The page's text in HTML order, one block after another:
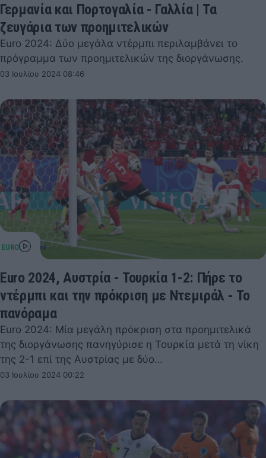
Γερμανία και Πορτογαλία - Γαλλία | Τα
ζευγάρια των προημιτελικών
Euro 2024: Δύο μεγάλα ντέρμπι περιλαμβάνει το
πρόγραμμα των προημιτελικών της διοργάνωσης.
03 Ιουλίου 2024 08:46
Euro 2024, Αυστρία - Τουρκία 1-2: Πήρε το
ντέρμπι και την πρόκριση με Ντεμιράλ - Το
πανόραμα
Euro 2024: Μία μεγάλη πρόκριση στα προημιτελικά
της διοργάνωσης πανηγύρισε η Τουρκία μετά τη νίκη
της 2-1 επί της Αυστρίας με δύο…
03 Ιουλίου 2024 00:22